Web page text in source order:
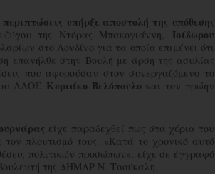
περιπτώσεις υπήρξε αποστολή της υπόθεσης
της Ντόρας Μπακογιάννη, Ισίδωρου
στο Λονδίνο για τα οποία επιμένει ότι
επανήλθε στην Βουλή με άρση της ασυλίας
που αφορούσαν στον συνεργαζόμενο το
ΛΑΟΣ Κυριάκο Βελόπουλο και τον πρώην
είχε παραδεχθεί πως στα χέρια του
πλουτισμό τους. «Κατά το χρονικό αυτό
πολιτικών προσώπων», είχε σε έγγραφό
της ΔΗΜΑΡ Ν. Τσούκαλη.